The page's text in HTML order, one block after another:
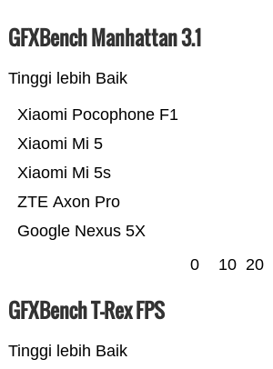
GFXBench Manhattan 3.1
Tinggi lebih Baik
Google Nexus 5X
ZTE Axon Pro
Xiaomi Mi 5s
Xiaomi Mi 5
Xiaomi Pocophone F1
0 10 20
GFXBench T-Rex FPS
Tinggi lebih Baik